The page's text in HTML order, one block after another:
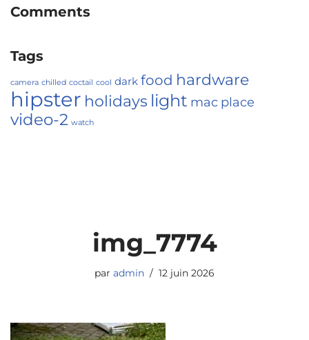
Comments
Tags
camera chilled coctail cool dark food hardware
hipster holidays light mac place
video-2 watch
img_7774
par admin 12 juin 2026